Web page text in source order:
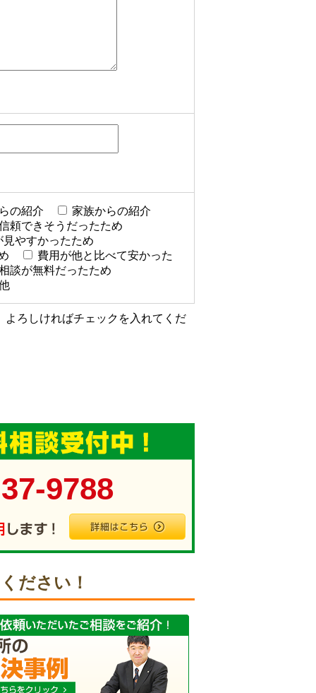
の紹介
家族からの紹介
頼できそうだったため
見やすかったため
費用が他と比べて安かった
談が無料だったため
ろしければチェックを入れてくだ
9788
ださい！